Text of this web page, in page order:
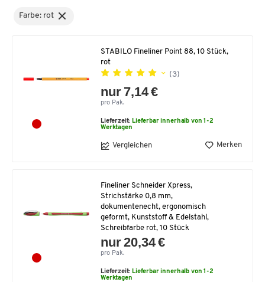
Farbe: rot
STABILO Fineliner Point 88, 10 Stück,
rot
(3)
nur 7,14 €
pro Pak.
Lieferzeit: Lieferbar innerhalb von 1-2
Werktagen
Vergleichen Merken
Fineliner Schneider Xpress,
Strichstärke 0,8 mm,
dokumentenecht, ergonomisch
geformt, Kunststoff & Edelstahl,
Schreibfarbe rot, 10 Stück
nur 20,34 €
pro Pak.
Lieferzeit: Lieferbar innerhalb von 1-2
Werktagen